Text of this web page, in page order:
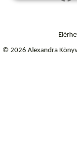
© 2026 Alexandra